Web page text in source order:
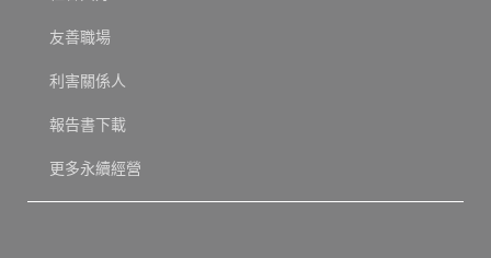
友善職場
利害關係人
報告書下載
更多永續經營